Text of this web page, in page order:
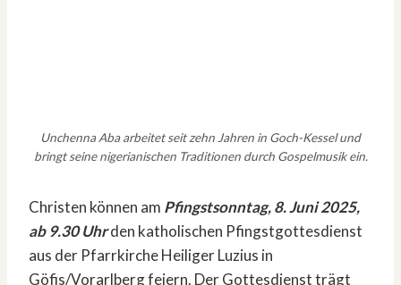
Unchenna Aba arbeitet seit zehn Jahren in Goch-Kessel und
bringt seine nigerianischen Traditionen durch Gospelmusik ein.
Christen können am Pfingstsonntag, 8. Juni 2025,
ab 9.30 Uhrden katholischen Pfingstgottesdienst
aus der Pfarrkirche Heiliger Luzius in
Göfis/Vorarlberg feiern. Der Gottesdienst trägt